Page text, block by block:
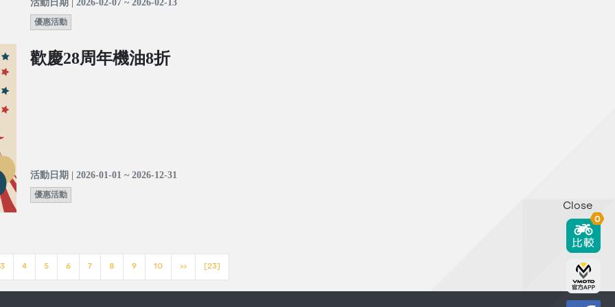
活動日期 | 2026-02-07 ~ 2026-02-13
優惠活動
歡慶28周年機油8折
活動日期 | 2026-01-01 ~ 2026-12-31
優惠活動
3 4 5 6 7 8 9 10 >> [23]
Close
0